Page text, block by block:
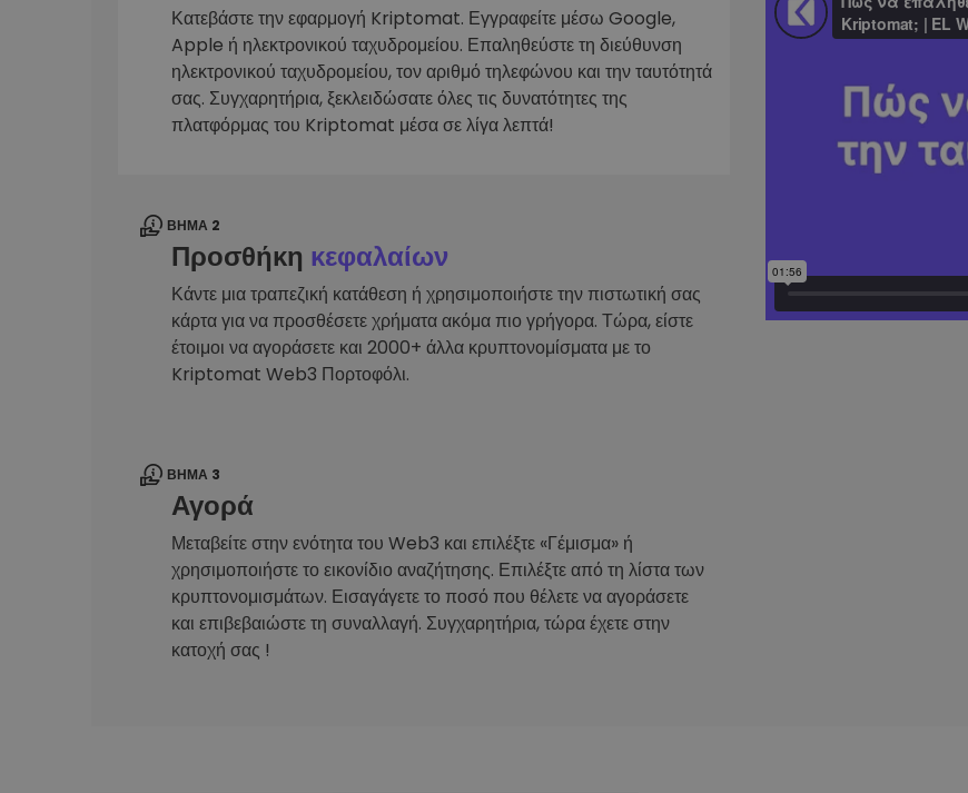
Εξερεύνηση επενδύσεων
Βρες τη δική σου crypto στρατηγική
Κατεβάστε την εφαρμογή Kriptomat. Εγγραφείτε μέσω Google,
Apple ή ηλεκτρονικού ταχυδρομείου. Επαληθεύστε τη διεύθυνση
ηλεκτρονικού ταχυδρομείου, τον αριθμό τηλεφώνου και την ταυτότητά
σας. Συγχαρητήρια, ξεκλειδώσατε όλες τις δυνατότητες της
πλατφόρμας του Kriptomat μέσα σε λίγα λεπτά!
ΒΉΜΑ 2
Προσθήκη κεφαλαίων
Κάντε μια τραπεζική κατάθεση ή χρησιμοποιήστε την πιστωτική σας
κάρτα για να προσθέσετε χρήματα ακόμα πιο γρήγορα. Τώρα, είστε
έτοιμοι να αγοράσετε και 2000+ άλλα κρυπτονομίσματα με το
Kriptomat Web3 Πορτοφόλι.
ΒΉΜΑ 3
Αγορά
Μεταβείτε στην ενότητα του Web3 και επιλέξτε «Γέμισμα» ή
χρησιμοποιήστε το εικονίδιο αναζήτησης. Επιλέξτε από τη λίστα των
κρυπτονομισμάτων. Εισαγάγετε το ποσό που θέλετε να αγοράσετε
και επιβεβαιώστε τη συναλλαγή. Συγχαρητήρια, τώρα έχετε στην
κατοχή σας !